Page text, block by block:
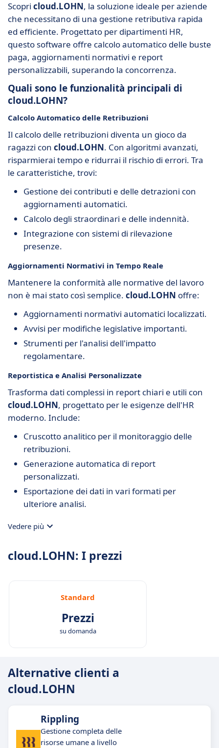
Scopri cloud.LOHN, la soluzione ideale per aziende
che necessitano di una gestione retributiva rapida
ed efficiente. Progettato per dipartimenti HR,
questo software offre calcolo automatico delle buste
paga, aggiornamenti normativi e report
personalizzabili, superando la concorrenza.
Quali sono le funzionalità principali di
cloud.LOHN?
Calcolo Automatico delle Retribuzioni
Il calcolo delle retribuzioni diventa un gioco da
ragazzi con cloud.LOHN. Con algoritmi avanzati,
risparmierai tempo e ridurrai il rischio di errori. Tra
le caratteristiche, trovi:
Gestione dei contributi e delle detrazioni con
aggiornamenti automatici.
Calcolo degli straordinari e delle indennità.
Integrazione con sistemi di rilevazione
presenze.
Aggiornamenti Normativi in Tempo Reale
Mantenere la conformità alle normative del lavoro
non è mai stato così semplice. cloud.LOHN offre:
Aggiornamenti normativi automatici localizzati.
Avvisi per modifiche legislative importanti.
Strumenti per l'analisi dell'impatto
regolamentare.
Reportistica e Analisi Personalizzate
Trasforma dati complessi in report chiari e utili con
cloud.LOHN, progettato per le esigenze dell'HR
moderno. Include:
Cruscotto analitico per il monitoraggio delle
retribuzioni.
Generazione automatica di report
personalizzati.
Esportazione dei dati in vari formati per
ulteriore analisi.
Vedere più
cloud.LOHN: I prezzi
Standard
Prezzi
su domanda
Alternative clienti a
cloud.LOHN
Rippling
Gestione completa delle
risorse umane a livello